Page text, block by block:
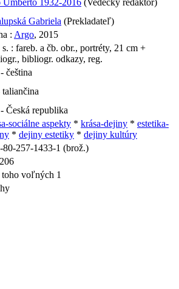
Gabriela (Prekladateľ)
: Argo, 2015
s. : fareb. a čb. obr., portréty, 21 cm +
bibliogr. odkazy, reg.
čeština
taliančina
Česká republika
sociálne aspekty * krása-dejiny * estetika-
* dejiny estetiky * dejiny kultúry
80-257-1433-1 (brož.)
toho voľných 1